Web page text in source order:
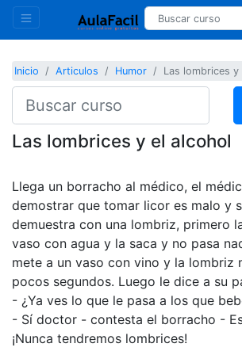
Inicio Articulos Humor Las lombrices y
Las lombrices y el alcohol
Llega un borracho al médico, el
demostrar que tomar licor es malo y
demuestra con una lombriz, primero
vaso con agua y la saca y no pasa
mete a un vaso con vino y la lombriz
pocos segundos. Luego le dice a su
- ¿Ya ves lo que le pasa a los que
- Sí doctor - contesta el borracho -
¡Nunca tendremos lombrices!